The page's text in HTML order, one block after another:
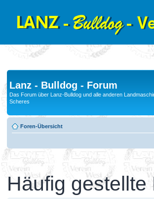
Lanz - Bulldog - Forum
Das Forum über Lanz-Bulldog und alle anderen
Scheres
Foren-Übersicht
Häufig gestellte